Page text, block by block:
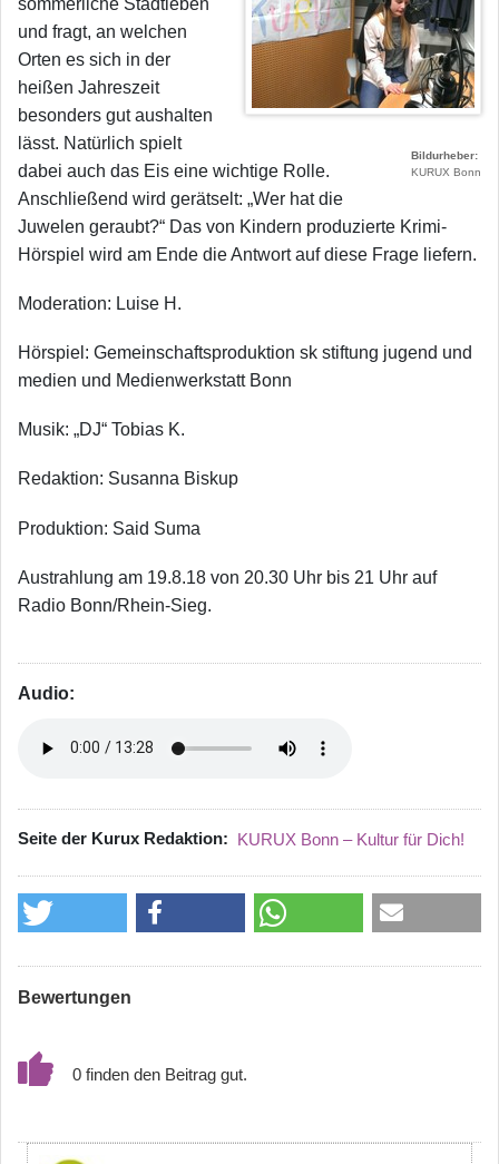
Bildurheber
KURUX Bonn
und fragt, an welchen
Orten es sich in der
heißen Jahreszeit
besonders gut aushalten
lässt. Natürlich spielt
dabei auch das Eis eine wichtige Rolle.
Anschließend wird gerätselt: „Wer hat die
Juwelen geraubt?“ Das von Kindern produzierte Krimi-
Hörspiel wird am Ende die Antwort auf diese Frage liefern.
Moderation: Luise H.
Hörspiel: Gemeinschaftsproduktion sk stiftung jugend und
medien und Medienwerkstatt Bonn
Musik: „DJ“ Tobias K.
Redaktion: Susanna Biskup
Produktion: Said Suma
Austrahlung am 19.8.18 von 20.30 Uhr bis 21 Uhr auf
Radio Bonn/Rhein-Sieg.
Audio:
Seite der Kurux Redaktion KURUX Bonn – Kultur für Dich!
Bewertungen
0